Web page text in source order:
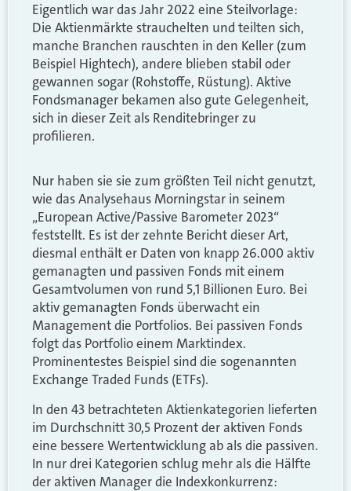
Eigentlich war das Jahr 2022 eine Steilvorlage:
Die Aktienmärkte strauchelten und teilten sich,
manche Branchen rauschten in den Keller (zum
Beispiel Hightech), andere blieben stabil oder
gewannen sogar (Rohstoffe, Rüstung). Aktive
Fondsmanager bekamen also gute Gelegenheit,
sich in dieser Zeit als Renditebringer zu
profilieren.
Nur haben sie sie zum größten Teil nicht genutzt,
wie das Analysehaus Morningstar in seinem
„European Active/Passive Barometer 2023“
feststellt. Es ist der zehnte Bericht dieser Art,
diesmal enthält er Daten von knapp 26.000 aktiv
gemanagten und passiven Fonds mit einem
Gesamtvolumen von rund 5,1 Billionen Euro. Bei
aktiv gemanagten Fonds überwacht ein
Management die Portfolios. Bei passiven Fonds
folgt das Portfolio einem Marktindex.
Prominentestes Beispiel sind die sogenannten
Exchange Traded Funds (ETFs).
In den 43 betrachteten Aktienkategorien lieferten
im Durchschnitt 30,5 Prozent der aktiven Fonds
eine bessere Wertentwicklung ab als die passiven.
In nur drei Kategorien schlug mehr als die Hälfte
der aktiven Manager die Indexkonkurrenz: